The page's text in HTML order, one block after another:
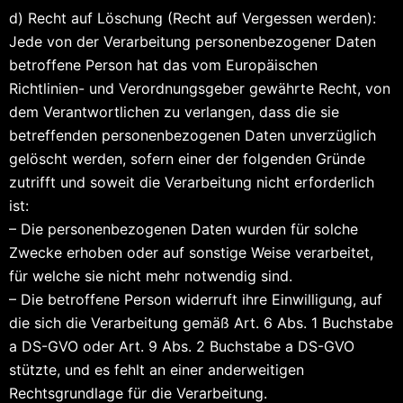
d) Recht auf Löschung (Recht auf Vergessen werden):
Jede von der Verarbeitung personenbezogener Daten
betroffene Person hat das vom Europäischen
Richtlinien- und Verordnungsgeber gewährte Recht, von
dem Verantwortlichen zu verlangen, dass die sie
betreffenden personenbezogenen Daten unverzüglich
gelöscht werden, sofern einer der folgenden Gründe
zutrifft und soweit die Verarbeitung nicht erforderlich
ist:
– Die personenbezogenen Daten wurden für solche
Zwecke erhoben oder auf sonstige Weise verarbeitet,
für welche sie nicht mehr notwendig sind.
– Die betroffene Person widerruft ihre Einwilligung, auf
die sich die Verarbeitung gemäß Art. 6 Abs. 1 Buchstabe
a DS-GVO oder Art. 9 Abs. 2 Buchstabe a DS-GVO
stützte, und es fehlt an einer anderweitigen
Rechtsgrundlage für die Verarbeitung.